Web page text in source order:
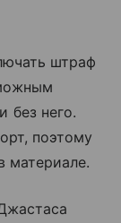
штраф
без него.
поэтому
материале.